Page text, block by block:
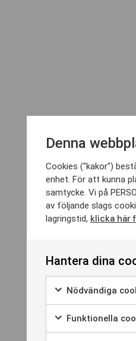
Denna
Cookies ("kakor")
enhet. För att kunna
samtycke. Vi på
av följande slags
lagringstid, klicka här
Hantera dina
Nödvändiga
Funktionella